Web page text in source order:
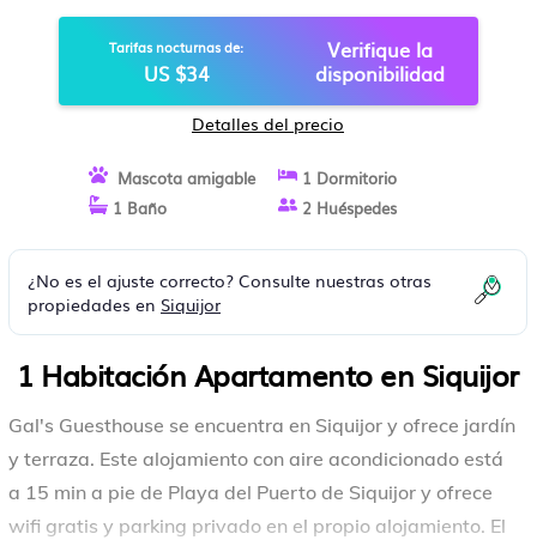
Tarifas nocturnas de:
US $34
Verifique la
disponibilidad
Detalles del precio
Mascota amigable
1 Dormitorio
1 Baño
2 Huéspedes
¿No es el ajuste correcto? Consulte nuestras otras
propiedades en Siquijor
1 Habitación Apartamento en Siquijor
Gal's Guesthouse se encuentra en Siquijor y ofrece jardín
y terraza. Este alojamiento con aire acondicionado está
a 15 min a pie de Playa del Puerto de Siquijor y ofrece
wifi gratis y parking privado en el propio alojamiento. El